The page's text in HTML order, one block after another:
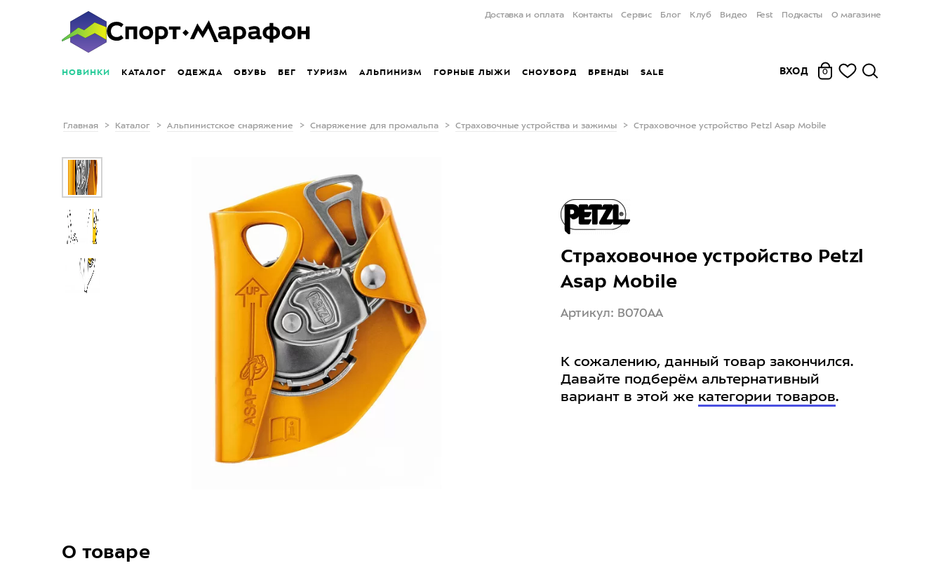
Доставка и оплата Контакты Сервис Блог Клуб Видео Fest Подкасты О магазине
НОВИНКИ КАТАЛОГ ОДЕЖДА ОБУВЬ БЕГ ТУРИЗМ АЛЬПИНИЗМ ГОРНЫЕ ЛЫЖИ СНОУБОРД БРЕНДЫ SALE ВХОД 0
Главная Каталог Альпинистское снаряжение Снаряжение для промальпа Страховочные устройства и зажимы Страховочное устройство Petzl Asap Mobile
О товаре
Страховочное устройство Petzl
Asap Mobile
Артикул: B070AA
К сожалению, данный товар закончился.
Давайте подберём альтернативный
вариант в этой же категории товаров.